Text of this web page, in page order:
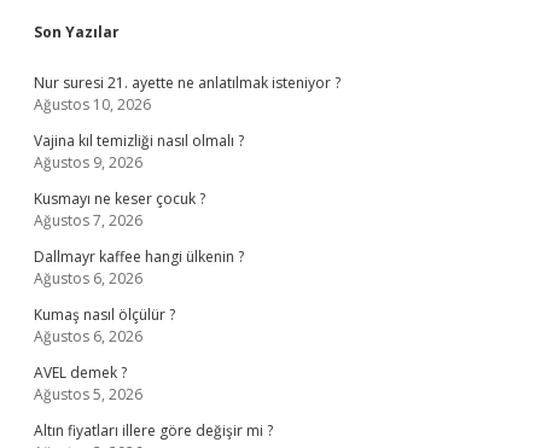
Sidebar
Son Yazılar
Nur suresi 21. ayette ne anlatılmak isteniyor ?
Ağustos 10, 2026
Vajina kıl temizliği nasıl olmalı ?
Ağustos 9, 2026
Kusmayı ne keser çocuk ?
Ağustos 7, 2026
Dallmayr kaffee hangi ülkenin ?
Ağustos 6, 2026
Kumaş nasıl ölçülür ?
Ağustos 6, 2026
AVEL demek ?
Ağustos 5, 2026
Altın fiyatları illere göre değişir mi ?